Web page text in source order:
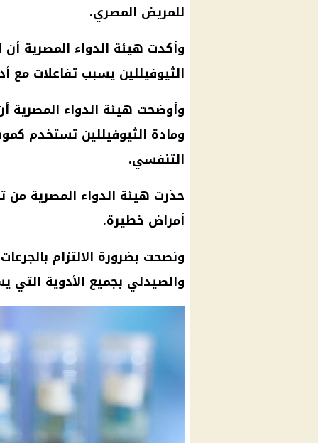
للمريض المصري.
وأكدت هيئة الدواء المصرية
الثيوفيللين يسبب تفاعلات مع
وأوضحت هيئة الدواء المصرية
ومادة الثيوفيللين تستخدم
التنفسي.
حذرت هيئة الدواء المصرية من
أمراض خطيرة.
ونصحت بضرورة الالتزام
والصيدلي بجميع الأدوية